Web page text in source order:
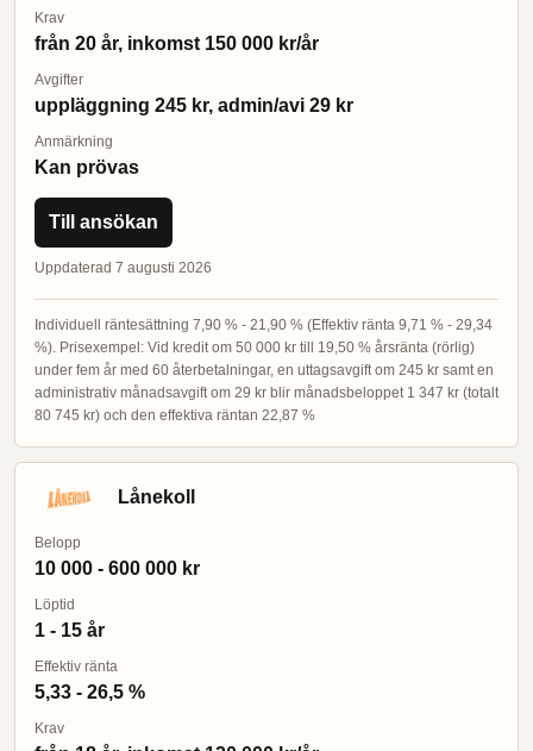
Krav
från 20 år, inkomst 150 000 kr/år
Avgifter
uppläggning 245 kr, admin/avi 29 kr
Anmärkning
Kan prövas
Till ansökan
Uppdaterad 7 augusti 2026
Individuell räntesättning 7,90 % - 21,90 % (Effektiv ränta 9,71 % - 29,34
%). Prisexempel: Vid kredit om 50 000 kr till 19,50 % årsränta (rörlig)
under fem år med 60 återbetalningar, en uttagsavgift om 245 kr samt en
administrativ månadsavgift om 29 kr blir månadsbeloppet 1 347 kr (totalt
80 745 kr) och den effektiva räntan 22,87 %
Lånekoll
Belopp
10 000 - 600 000 kr
Löptid
1 - 15 år
Effektiv ränta
5,33 - 26,5 %
Krav